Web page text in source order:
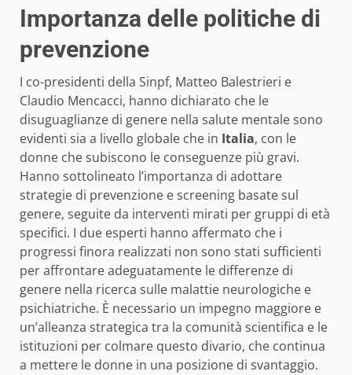
Importanza delle politiche di
prevenzione
I co-presidenti della Sinpf, Matteo Balestrieri e
Claudio Mencacci, hanno dichiarato che le
disuguaglianze di genere nella salute mentale sono
evidenti sia a livello globale che in Italia, con le
donne che subiscono le conseguenze più gravi.
Hanno sottolineato l’importanza di adottare
strategie di prevenzione e screening basate sul
genere, seguite da interventi mirati per gruppi di età
specifici. I due esperti hanno affermato che i
progressi finora realizzati non sono stati sufficienti
per affrontare adeguatamente le differenze di
genere nella ricerca sulle malattie neurologiche e
psichiatriche. È necessario un impegno maggiore e
un’alleanza strategica tra la comunità scientifica e le
istituzioni per colmare questo divario, che continua
a mettere le donne in una posizione di svantaggio.